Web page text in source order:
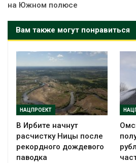
на Южном полюсе
Вам также могут понравиться
НАЦПРОЕКТ
В Ирбите начнут
расчистку Ницы после
рекордного дождевого
паводка